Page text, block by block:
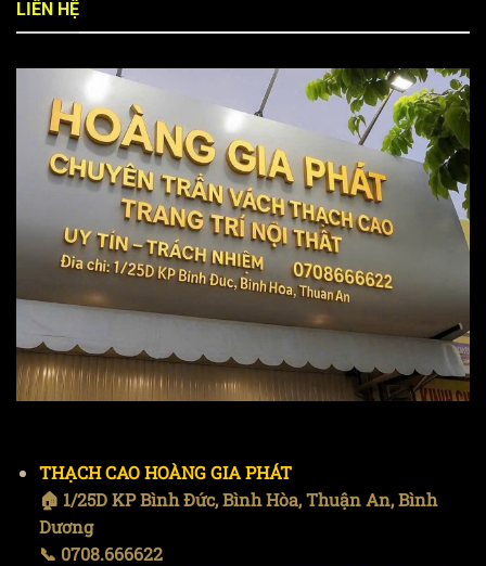
LIÊN HỆ
THẠCH CAO HOÀNG GIA PHÁT
🏠 1/25D KP Bình Đức, Bình Hòa, Thuận An, Bình
Dương
📞 0708.666622